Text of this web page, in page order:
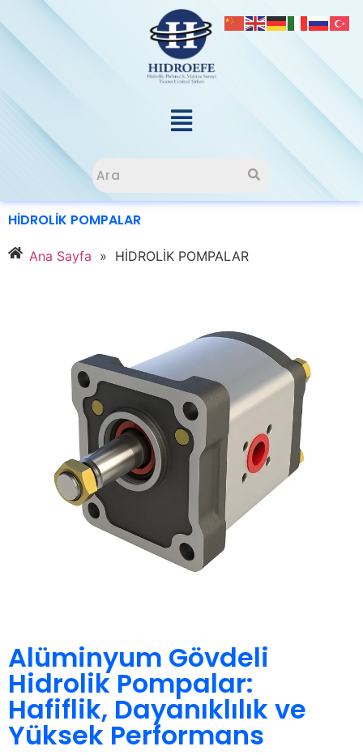
HİDROLİK POMPALAR
Ana Sayfa » HİDROLİK POMPALAR
Alüminyum Gövdeli
Hidrolik Pompalar:
Hafiflik, Dayanıklılık ve
Yüksek Performans